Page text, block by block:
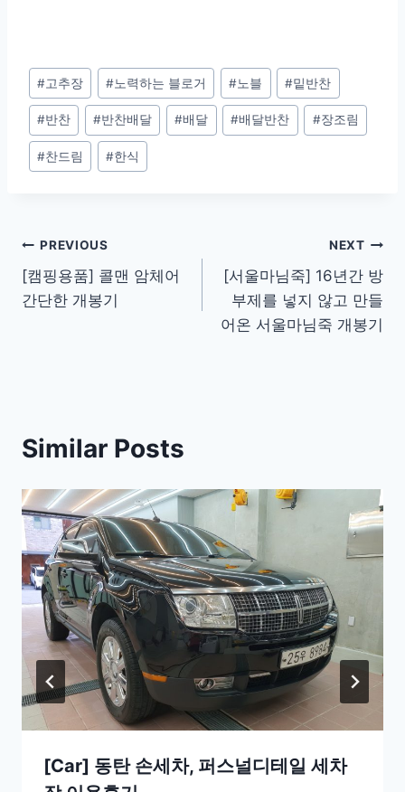
Post
Tags:
#고추장 #노력하는 블로거 #노블 #밑반찬
#반찬 #반찬배달 #배달 #배달반찬 #장조림
#찬드림 #한식
Post
navigation
PREVIOUS
[캠핑용품] 콜맨 암체어
간단한 개봉기
NEXT
[서울마님죽] 16년간 방
부제를 넣지 않고 만들
어온 서울마님죽 개봉기
Similar Posts
[Car] 동탄 손세차, 퍼스널디테일 세차